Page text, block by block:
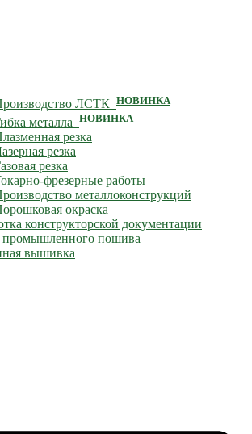
ЛСТК НОВИНКА
металла НОВИНКА
резка
резка
резка
фрезерные работы
металлоконструкций
окраска
конструкторской документации
промышленного пошива
вышивка